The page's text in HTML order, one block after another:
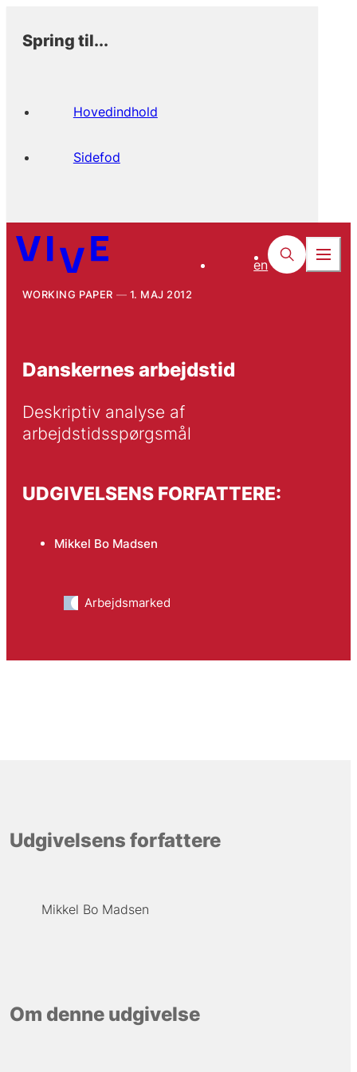
Spring til...
Hovedindhold
Sidefod
en
WORKING PAPER 1. MAJ 2012
Danskernes arbejdstid
Deskriptiv analyse af
arbejdstidsspørgsmål
UDGIVELSENS FORFATTERE:
Mikkel Bo Madsen
Arbejdsmarked
Udgivelsens forfattere
Mikkel Bo Madsen
Om denne udgivelse